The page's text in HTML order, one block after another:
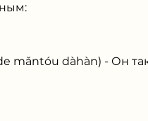
mǎntóu dàhàn) - Он